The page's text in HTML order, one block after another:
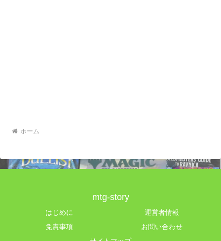
ホーム
mtg-story
はじめに
運営者情報
免責事項
お問い合わせ